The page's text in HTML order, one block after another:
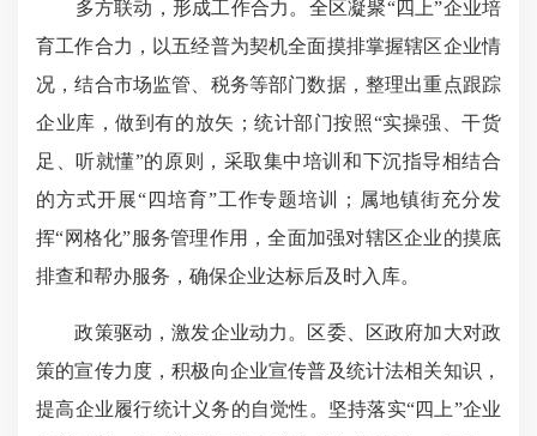
多方联动，形成工作合力。全区凝聚“四上”企业培
育工作合力，以五经普为契机全面摸排掌握辖区企业情
况，结合市场监管、税务等部门数据，整理出重点跟踪
企业库，做到有的放矢；统计部门按照“实操强、干货
足、听就懂”的原则，采取集中培训和下沉指导相结合
的方式开展“四培育”工作专题培训；属地镇街充分发
挥“网格化”服务管理作用，全面加强对辖区企业的摸底
排查和帮办服务，确保企业达标后及时入库。
政策驱动，激发企业动力。区委、区政府加大对政
策的宣传力度，积极向企业宣传普及统计法相关知识，
提高企业履行统计义务的自觉性。坚持落实“四上”企业